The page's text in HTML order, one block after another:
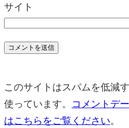
サイト
このサイトはスパムを低減
使っています。
コメントデ
はこちらをご覧ください。